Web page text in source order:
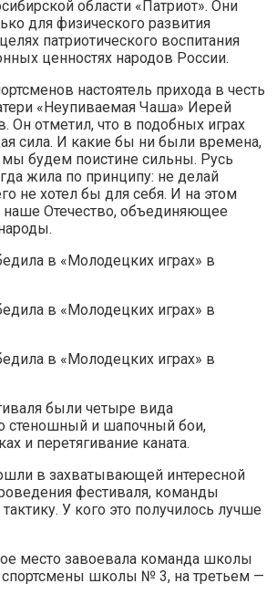
области «Патриот». Они
для физического развития
патриотического воспитания
ценностях народов России.
настоятель прихода в честь
«Неупиваемая Чаша» Иерей
отметил, что в подобных играх
сила. И какие бы ни были времена,
будем поистине сильны. Русь
жила по принципу: не делай
не хотел бы для себя. И на этом
наше Отечество, объединяющее
были четыре вида
стеношный и шапочный бои,
и перетягивание каната.
в захватывающей интересной
фестиваля, команды
У кого это получилось лучше
место завоевала команда школы
школы № 3, на третьем —